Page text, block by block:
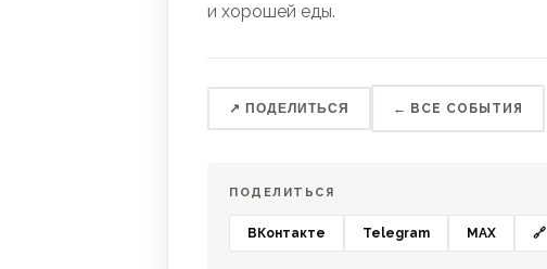
и хорошей еды.
↗ ПОДЕЛИТЬСЯ ← ВСЕ СОБЫТИЯ
ПОДЕЛИТЬСЯ
ВКонтакте Telegram MAX